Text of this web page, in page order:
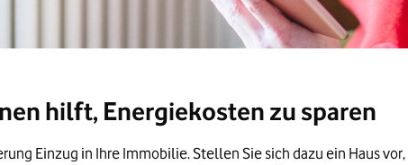
hilft, Energiekosten zu sparen
Einzug in Ihre Immobilie. Stellen Sie sich dazu ein Haus